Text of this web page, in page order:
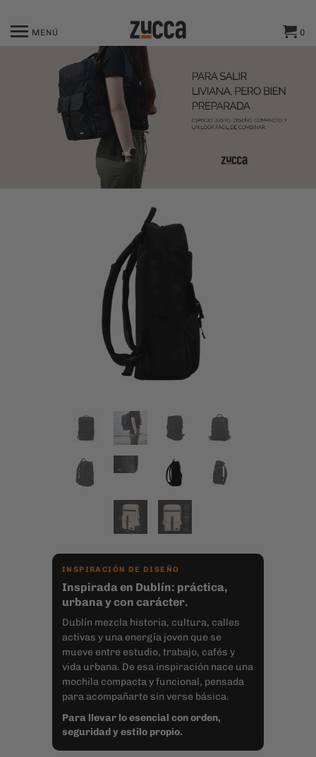
MENÚ 0
INSPIRACIÓN DE DISEÑO
Inspirada en Dublín: práctica,
urbana y con carácter.
Dublín mezcla historia, cultura, calles
activas y una energía joven que se
mueve entre estudio, trabajo, cafés y
vida urbana. De esa inspiración nace una
mochila compacta y funcional, pensada
para acompañarte sin verse básica.
Para llevar lo esencial con orden,
seguridad y estilo propio.